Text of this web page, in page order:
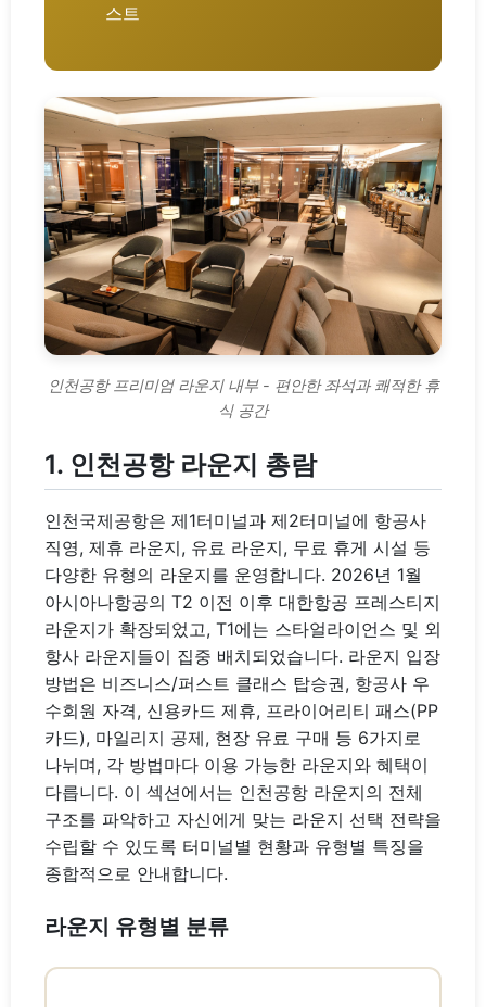
스트
인천공항 프리미엄 라운지 내부 - 편안한 좌석과 쾌적한 휴
식 공간
1. 인천공항 라운지 총람
인천국제공항은 제1터미널과 제2터미널에 항공사
직영, 제휴 라운지, 유료 라운지, 무료 휴게 시설 등
다양한 유형의 라운지를 운영합니다. 2026년 1월
아시아나항공의 T2 이전 이후 대한항공 프레스티지
라운지가 확장되었고, T1에는 스타얼라이언스 및 외
항사 라운지들이 집중 배치되었습니다. 라운지 입장
방법은 비즈니스/퍼스트 클래스 탑승권, 항공사 우
수회원 자격, 신용카드 제휴, 프라이어리티 패스(PP
카드), 마일리지 공제, 현장 유료 구매 등 6가지로
나뉘며, 각 방법마다 이용 가능한 라운지와 혜택이
다릅니다. 이 섹션에서는 인천공항 라운지의 전체
구조를 파악하고 자신에게 맞는 라운지 선택 전략을
수립할 수 있도록 터미널별 현황과 유형별 특징을
종합적으로 안내합니다.
라운지 유형별 분류